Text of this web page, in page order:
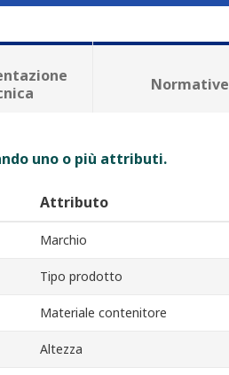
Normative
uno o più attributi.
Attributo
Marchio
Tipo prodotto
Materiale contenitore
Altezza